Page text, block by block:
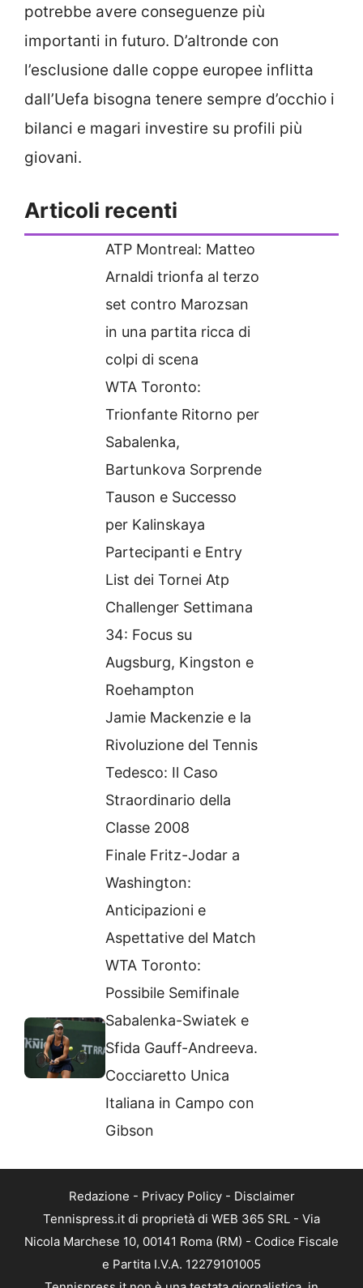
potrebbe avere conseguenze più
importanti in futuro. D’altronde con
l’esclusione dalle coppe europee inflitta
dall’Uefa bisogna tenere sempre d’occhio i
bilanci e magari investire su profili più
giovani.
Articoli recenti
ATP Montreal: Matteo
Arnaldi trionfa al terzo
set contro Marozsan
in una partita ricca di
colpi di scena
WTA Toronto:
Trionfante Ritorno per
Sabalenka,
Bartunkova Sorprende
Tauson e Successo
per Kalinskaya
Partecipanti e Entry
List dei Tornei Atp
Challenger Settimana
34: Focus su
Augsburg, Kingston e
Roehampton
Jamie Mackenzie e la
Rivoluzione del Tennis
Tedesco: Il Caso
Straordinario della
Classe 2008
Finale Fritz-Jodar a
Washington:
Anticipazioni e
Aspettative del Match
WTA Toronto:
Possibile Semifinale
Sabalenka-Swiatek e
Sfida Gauff-Andreeva.
Cocciaretto Unica
Italiana in Campo con
Gibson
Redazione - Privacy Policy- Disclaimer
Tennispress.it di proprietà di WEB 365 SRL - Via
Nicola Marchese 10, 00141 Roma (RM) - Codice Fiscale
e Partita I.V.A. 12279101005